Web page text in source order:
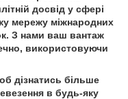
досвід у сфері
мережу міжнародних
З нами ваш вантаж
використовуючи
дізнатись більше
в будь-яку